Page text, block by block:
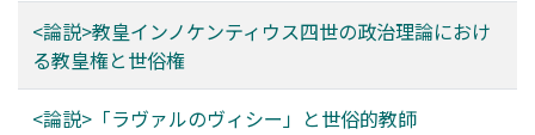
<論説>教皇インノケンティウス四世の政治理論におけ
る教皇権と世俗権
<論説>「ラヴァルのヴィシー」と世俗的教師